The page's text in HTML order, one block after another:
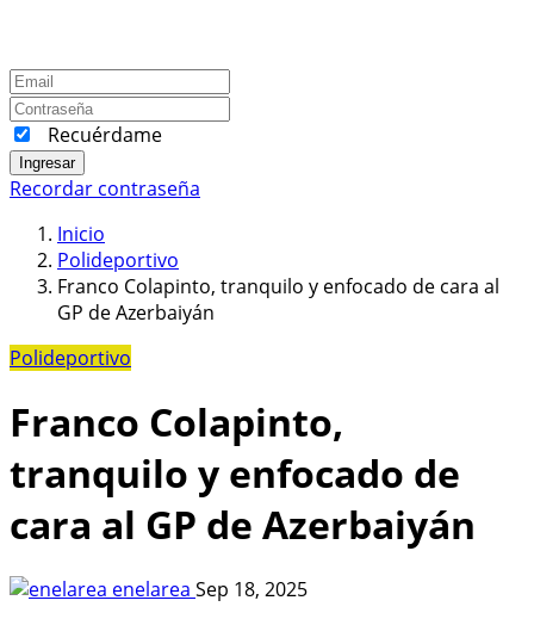
Recuérdame
Ingresar
Recordar contraseña
Inicio
Polideportivo
Franco Colapinto, tranquilo y enfocado de cara al
GP de Azerbaiyán
Polideportivo
Franco Colapinto,
tranquilo y enfocado de
cara al GP de Azerbaiyán
enelarea Sep 18, 2025